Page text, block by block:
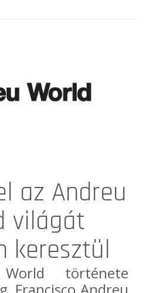
az Andreu
világát
keresztül
története